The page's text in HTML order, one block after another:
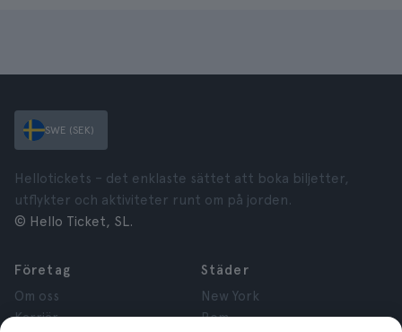
SWE (SEK)
Hellotickets – det enklaste sättet att boka biljetter,
utflykter och aktiviteter runt om på jorden.
© Hello Ticket, SL.
Företag
Om oss
Karriär
Städer
New York
Rom